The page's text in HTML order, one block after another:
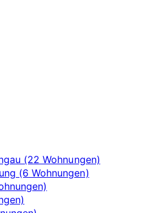
(22 Wohnungen)
(6 Wohnungen)